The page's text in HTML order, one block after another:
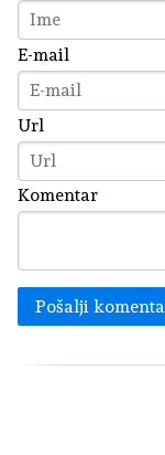
E-mail
Url
Komentar
Pošalji